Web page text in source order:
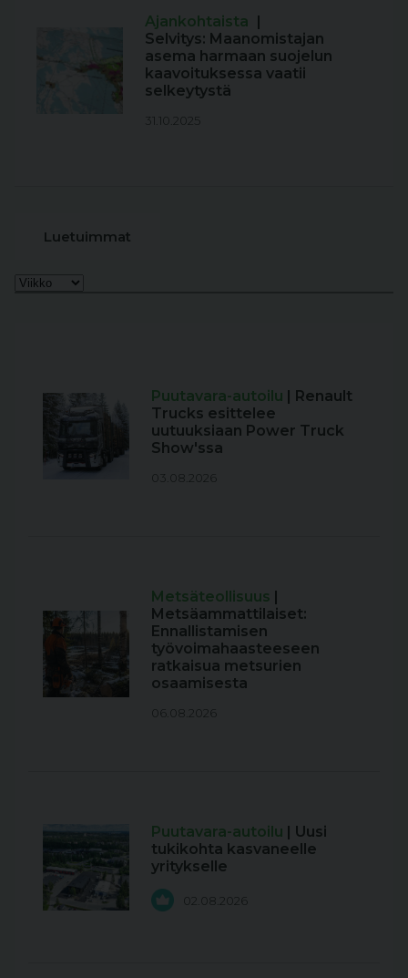
Ajankohtaista
Selvitys: Maanomistajan
asema harmaan suojelun
kaavoituksessa vaatii
selkeytystä
31.10.2025
Luetuimmat
Puutavara-autoilu
| Renault
Trucks esittelee
uutuuksiaan Power Truck
Show'ssa
03.08.2026
Metsäteollisuus
Metsäammattilaiset:
Ennallistamisen
työvoimahaasteeseen
ratkaisua metsurien
osaamisesta
06.08.2026
Puutavara-autoilu
| Uusi
tukikohta kasvaneelle
yritykselle
02.08.2026